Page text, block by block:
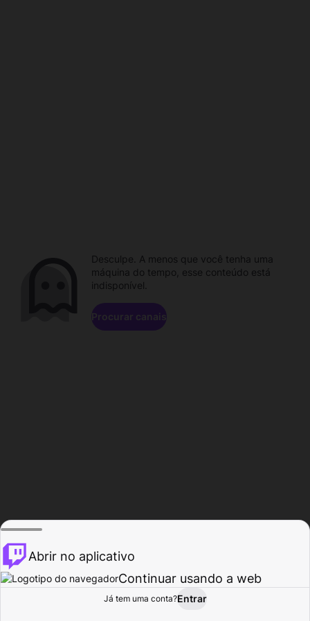
Procurar Atividade
Desculpe. A menos que você tenha uma
máquina do tempo, esse conteúdo está
indisponível.
Procurar canais
Abrir no aplicativo
Continuar usando a web
Já tem uma conta?Entrar